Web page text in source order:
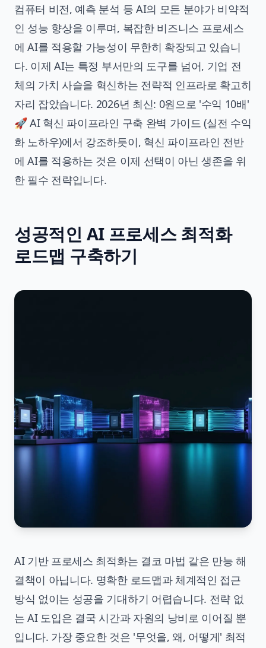
컴퓨터 비전, 예측 분석 등 AI의 모든 분야가 비약적
인 성능 향상을 이루며, 복잡한 비즈니스 프로세스
에 AI를 적용할 가능성이 무한히 확장되고 있습니
다. 이제 AI는 특정 부서만의 도구를 넘어, 기업 전
체의 가치 사슬을 혁신하는 전략적 인프라로 확고히
자리 잡았습니다. 2026년 최신: 0원으로 '수익 10배'
🚀 AI 혁신 파이프라인 구축 완벽 가이드 (실전 수익
화 노하우)에서 강조하듯이, 혁신 파이프라인 전반
에 AI를 적용하는 것은 이제 선택이 아닌 생존을 위
한 필수 전략입니다.
성공적인 AI 프로세스 최적화
로드맵 구축하기
AI 기반 프로세스 최적화는 결코 마법 같은 만능 해
결책이 아닙니다. 명확한 로드맵과 체계적인 접근
방식 없이는 성공을 기대하기 어렵습니다. 전략 없
는 AI 도입은 결국 시간과 자원의 낭비로 이어질 뿐
입니다. 가장 중요한 것은 '무엇을, 왜, 어떻게' 최적